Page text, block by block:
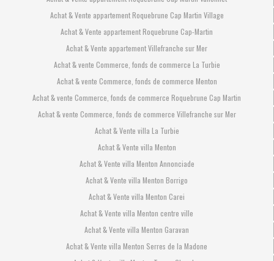
Achat & Vente appartement Roquebrune Cap Martin Village
Achat & Vente appartement Roquebrune Cap-Martin
Achat & Vente appartement Villefranche sur Mer
Achat & vente Commerce, fonds de commerce La Turbie
Achat & vente Commerce, fonds de commerce Menton
Achat & vente Commerce, fonds de commerce Roquebrune Cap Martin
Achat & vente Commerce, fonds de commerce Villefranche sur Mer
Achat & Vente villa La Turbie
Achat & Vente villa Menton
Achat & Vente villa Menton Annonciade
Achat & Vente villa Menton Borrigo
Achat & Vente villa Menton Carei
Achat & Vente villa Menton centre ville
Achat & Vente villa Menton Garavan
Achat & Vente villa Menton Serres de la Madone